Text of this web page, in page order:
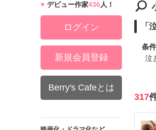
「
条件
泣
317
デビュー作家436人！
ログイン
新規会員登録
Berry's Cafeとは